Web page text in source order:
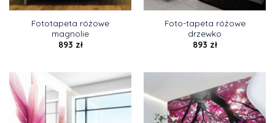
Fototapeta różowe
magnolie
893 zł
Foto-tapeta różowe
drzewko
893 zł